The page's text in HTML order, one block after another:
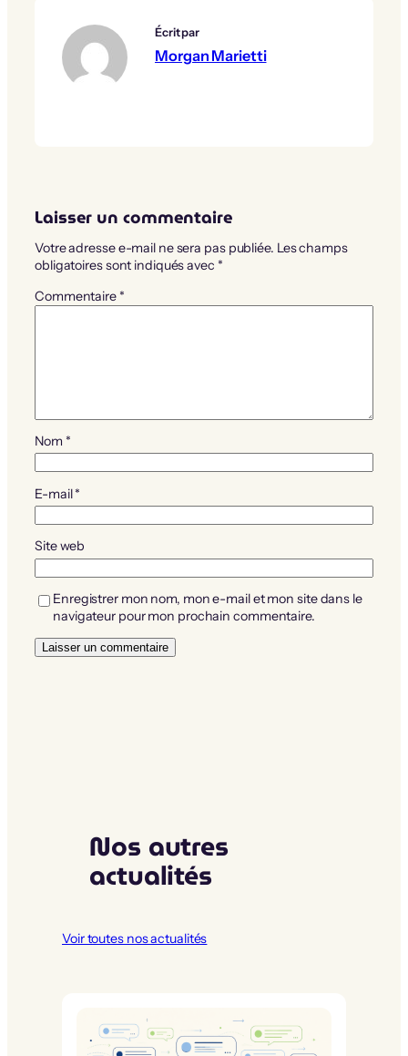
Écrit par
Morgan Marietti
Laisser un commentaire
Votre adresse e-mail ne sera pas publiée. Les champs
obligatoires sont indiqués avec *
Commentaire *
Nom *
E-mail*
Site web
Enregistrer mon nom, mon e-mail et mon site dans le
navigateur pour mon prochain commentaire.
Nos autres
actualités
Voir toutes nos actualités